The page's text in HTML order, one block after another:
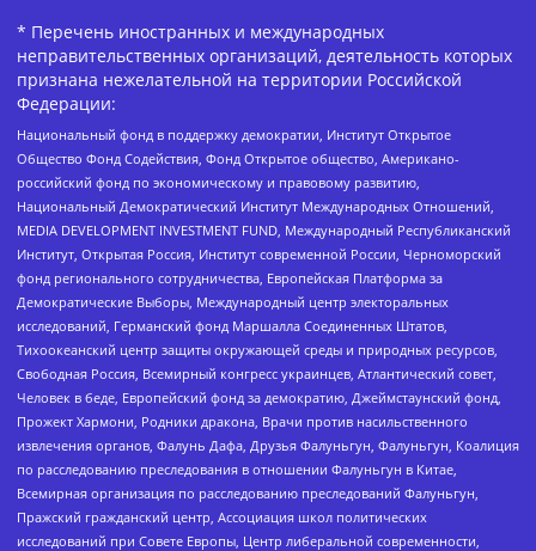
* Перечень иностранных и международных
неправительственных организаций, деятельность которых
признана нежелательной на территории Российской
Федерации:
Национальный фонд в поддержку демократии, Институт Открытое
Общество Фонд Содействия, Фонд Открытое общество, Американо-
российский фонд по экономическому и правовому развитию,
Национальный Демократический Институт Международных Отношений,
MEDIA DEVELOPMENT INVESTMENT FUND, Международный Республиканский
Институт, Открытая Россия, Институт современной России, Черноморский
фонд регионального сотрудничества, Европейская Платформа за
Демократические Выборы, Международный центр электоральных
исследований, Германский фонд Маршалла Соединенных Штатов,
Тихоокеанский центр защиты окружающей среды и природных ресурсов,
Свободная Россия, Всемирный конгресс украинцев, Атлантический совет,
Человек в беде, Европейский фонд за демократию, Джеймстаунский фонд,
Прожект Хармони, Родники дракона, Врачи против насильственного
извлечения органов, Фалунь Дафа, Друзья Фалуньгун, Фалуньгун, Коалиция
по расследованию преследования в отношении Фалуньгун в Китае,
Всемирная организация по расследованию преследований Фалуньгун,
Пражский гражданский центр, Ассоциация школ политических
исследований при Совете Европы, Центр либеральной современности,